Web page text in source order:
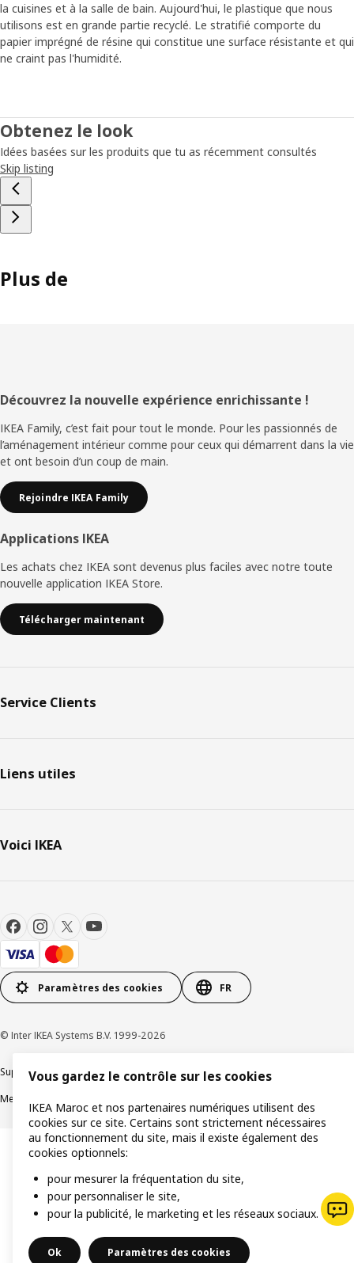
la cuisines et à la salle de bain. Aujourd'hui, le plastique que nous
utilisons est en grande partie recyclé. Le stratifié comporte du
papier imprégné de résine qui constitue une surface résistante et qui
ne craint pas l'humidité.
Obtenez le look
Idées basées sur les produits que tu as récemment consultés
Skip listing
Plus de
Pied
de
page
Découvrez la nouvelle expérience enrichissante !
IKEA Family, c’est fait pour tout le monde. Pour les passionnés de
l’aménagement intérieur comme pour ceux qui démarrent dans la vie
et ont besoin d’un coup de main.
Rejoindre IKEA Family
Applications IKEA
Les achats chez IKEA sont devenus plus faciles avec notre toute
nouvelle application IKEA Store.
Télécharger maintenant
Service Clients
Liens utiles
Voici IKEA
Paramètres des cookies FR
© Inter IKEA Systems B.V. 1999-2026
Support produitPolitique de confidentialitéPolitique de cookies
Mentions légales
Vous gardez le contrôle sur les cookies
IKEA Maroc et nos partenaires numériques utilisent des
cookies sur ce site. Certains sont strictement nécessaires
au fonctionnement du site, mais il existe également des
cookies optionnels:
pour mesurer la fréquentation du site,
pour personnaliser le site,
pour la publicité, le marketing et les réseaux sociaux.
Ok Paramètres des cookies